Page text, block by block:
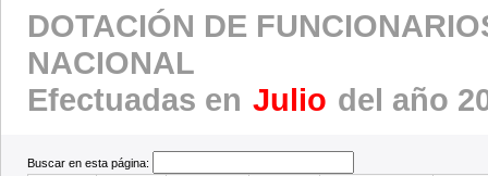
DOTACIÓN DE
NACIONAL
Efectuadas en Julio del año
Buscar en esta página: